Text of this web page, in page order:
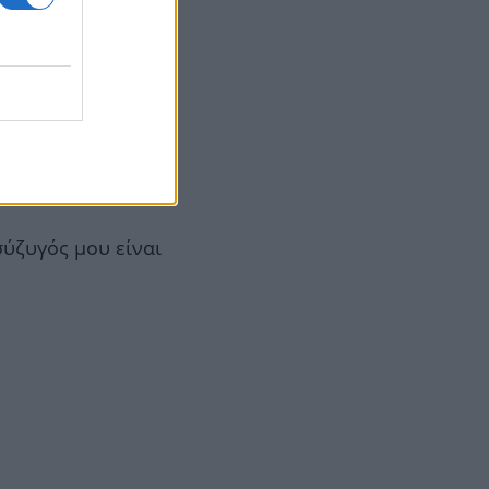
μου είναι